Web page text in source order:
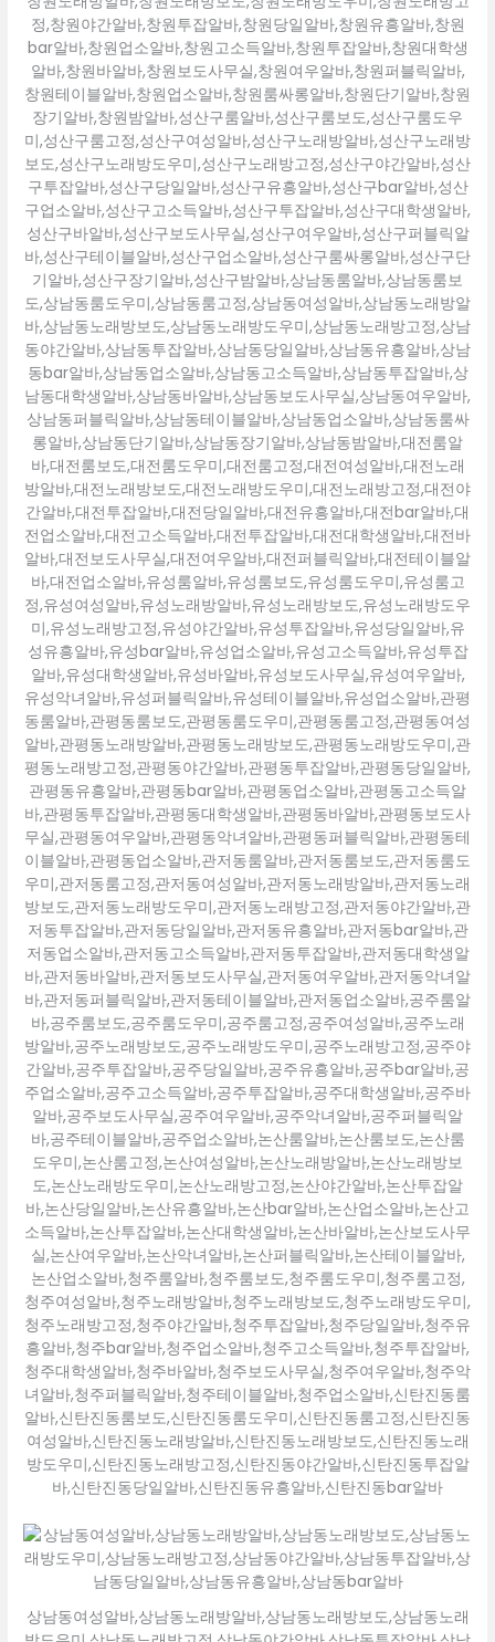
정,창원야간알바,창원투잡알바,창원당일알바,창원유흥알바,창원
bar알바,창원업소알바,창원고소득알바,창원투잡알바,창원대학생
알바,창원바알바,창원보도사무실,창원여우알바,창원퍼블릭알바,
창원테이블알바,창원업소알바,창원룸싸롱알바,창원단기알바,창원
장기알바,창원밤알바,성산구룸알바,성산구룸보도,성산구룸도우
미,성산구룸고정,성산구여성알바,성산구노래방알바,성산구노래방
보도,성산구노래방도우미,성산구노래방고정,성산구야간알바,성산
구투잡알바,성산구당일알바,성산구유흥알바,성산구bar알바,성산
구업소알바,성산구고소득알바,성산구투잡알바,성산구대학생알바,
성산구바알바,성산구보도사무실,성산구여우알바,성산구퍼블릭알
바,성산구테이블알바,성산구업소알바,성산구룸싸롱알바,성산구단
기알바,성산구장기알바,성산구밤알바,상남동룸알바,상남동룸보
도,상남동룸도우미,상남동룸고정,상남동여성알바,상남동노래방알
바,상남동노래방보도,상남동노래방도우미,상남동노래방고정,상남
동야간알바,상남동투잡알바,상남동당일알바,상남동유흥알바,상남
동bar알바,상남동업소알바,상남동고소득알바,상남동투잡알바,상
남동대학생알바,상남동바알바,상남동보도사무실,상남동여우알바,
상남동퍼블릭알바,상남동테이블알바,상남동업소알바,상남동룸싸
롱알바,상남동단기알바,상남동장기알바,상남동밤알바,대전룸알
바,대전룸보도,대전룸도우미,대전룸고정,대전여성알바,대전노래
방알바,대전노래방보도,대전노래방도우미,대전노래방고정,대전야
간알바,대전투잡알바,대전당일알바,대전유흥알바,대전bar알바,대
전업소알바,대전고소득알바,대전투잡알바,대전대학생알바,대전바
알바,대전보도사무실,대전여우알바,대전퍼블릭알바,대전테이블알
바,대전업소알바,유성룸알바,유성룸보도,유성룸도우미,유성룸고
정,유성여성알바,유성노래방알바,유성노래방보도,유성노래방도우
미,유성노래방고정,유성야간알바,유성투잡알바,유성당일알바,유
성유흥알바,유성bar알바,유성업소알바,유성고소득알바,유성투잡
알바,유성대학생알바,유성바알바,유성보도사무실,유성여우알바,
유성악녀알바,유성퍼블릭알바,유성테이블알바,유성업소알바,관평
동룸알바,관평동룸보도,관평동룸도우미,관평동룸고정,관평동여성
알바,관평동노래방알바,관평동노래방보도,관평동노래방도우미,관
평동노래방고정,관평동야간알바,관평동투잡알바,관평동당일알바,
관평동유흥알바,관평동bar알바,관평동업소알바,관평동고소득알
바,관평동투잡알바,관평동대학생알바,관평동바알바,관평동보도사
무실,관평동여우알바,관평동악녀알바,관평동퍼블릭알바,관평동테
이블알바,관평동업소알바,관저동룸알바,관저동룸보도,관저동룸도
우미,관저동룸고정,관저동여성알바,관저동노래방알바,관저동노래
방보도,관저동노래방도우미,관저동노래방고정,관저동야간알바,관
저동투잡알바,관저동당일알바,관저동유흥알바,관저동bar알바,관
저동업소알바,관저동고소득알바,관저동투잡알바,관저동대학생알
바,관저동바알바,관저동보도사무실,관저동여우알바,관저동악녀알
바,관저동퍼블릭알바,관저동테이블알바,관저동업소알바,공주룸알
바,공주룸보도,공주룸도우미,공주룸고정,공주여성알바,공주노래
방알바,공주노래방보도,공주노래방도우미,공주노래방고정,공주야
간알바,공주투잡알바,공주당일알바,공주유흥알바,공주bar알바,공
주업소알바,공주고소득알바,공주투잡알바,공주대학생알바,공주바
알바,공주보도사무실,공주여우알바,공주악녀알바,공주퍼블릭알
바,공주테이블알바,공주업소알바,논산룸알바,논산룸보도,논산룸
도우미,논산룸고정,논산여성알바,논산노래방알바,논산노래방보
도,논산노래방도우미,논산노래방고정,논산야간알바,논산투잡알
바,논산당일알바,논산유흥알바,논산bar알바,논산업소알바,논산고
소득알바,논산투잡알바,논산대학생알바,논산바알바,논산보도사무
실,논산여우알바,논산악녀알바,논산퍼블릭알바,논산테이블알바,
논산업소알바,청주룸알바,청주룸보도,청주룸도우미,청주룸고정,
청주여성알바,청주노래방알바,청주노래방보도,청주노래방도우미,
청주노래방고정,청주야간알바,청주투잡알바,청주당일알바,청주유
흥알바,청주bar알바,청주업소알바,청주고소득알바,청주투잡알바,
청주대학생알바,청주바알바,청주보도사무실,청주여우알바,청주악
녀알바,청주퍼블릭알바,청주테이블알바,청주업소알바,신탄진동룸
알바,신탄진동룸보도,신탄진동룸도우미,신탄진동룸고정,신탄진동
여성알바,신탄진동노래방알바,신탄진동노래방보도,신탄진동노래
방도우미,신탄진동노래방고정,신탄진동야간알바,신탄진동투잡알
바,신탄진동당일알바,신탄진동유흥알바,신탄진동bar알바
상남동여성알바,상남동노래방알바,상남동노래방보도,상남동노래